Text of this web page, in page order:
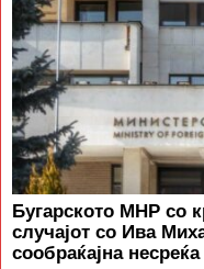
Бугарското МНР со
случајот со Ива
сообраќајна